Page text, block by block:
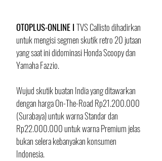
OTOPLUS-ONLINE I TVS Callisto dihadirkan
untuk mengisi segmen skutik retro 20 jutaan
yang saat ini didominasi Honda Scoopy dan
Yamaha Fazzio.
Wujud skutik buatan India yang ditawarkan
dengan harga On-The-Road Rp21.200.000
(Surabaya) untuk warna Standar dan
Rp22.000.000 untuk warna Premium jelas
bukan selera kebanyakan konsumen
Indonesia.